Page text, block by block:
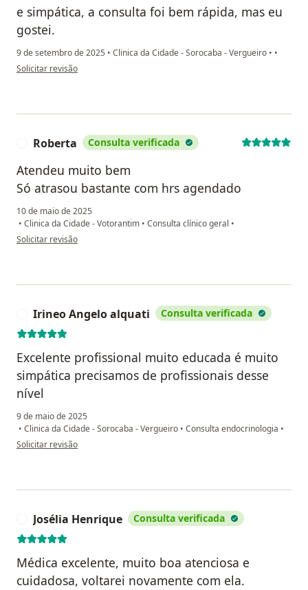
e simpática, a consulta foi bem rápida, mas eu
gostei.
9 de setembro de 2025 • Clinica da Cidade - Sorocaba - Vergueiro • •
na opinião do utilizador Érica Regina dos Santos
Solicitar revisão
Roberta Consulta verificada
Atendeu muito bem
Só atrasou bastante com hrs agendado
10 de maio de 2025
• Clinica da Cidade - Votorantim • Consulta clínico geral •
na opinião do utilizador Roberta
Solicitar revisão
Irineo Angelo alquati Consulta verificada
Excelente profissional muito educada é muito
simpática precisamos de profissionais desse
nível
9 de maio de 2025
• Clinica da Cidade - Sorocaba - Vergueiro • Consulta endocrinologia •
na opinião do utilizador Irineo Angelo alquati
Solicitar revisão
Josélia Henrique Consulta verificada
Médica excelente, muito boa atenciosa e
cuidadosa, voltarei novamente com ela.